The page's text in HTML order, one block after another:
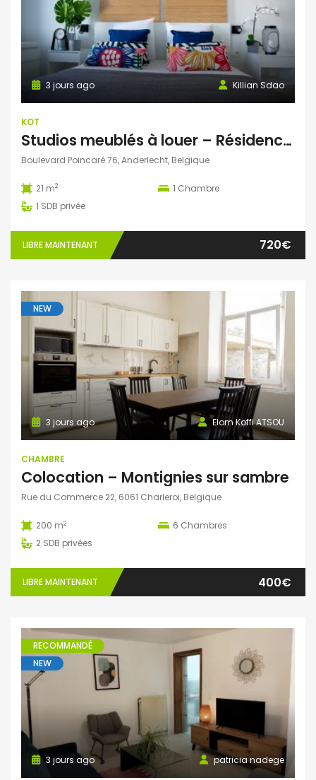
Killian Sdao
3 jours ago
KOT
Studios meublés à louer – Résidence Ustel – Boulevard Poincaré, 76 – Anderlecht – à partir de 720 € charges incluses
Boulevard Poincaré 76, Anderlecht, Belgique
21 m2 1 Chambre
1 SDB privée
LIBRE MAINTENANT 720€
NEW
Elom Koffi ATSOU
3 jours ago
CHAMBRE
Colocation – Montignies sur sambre
Rue du Commerce 22, 6061 Charleroi, Belgique
200 m2 6 Chambres
2 SDB privées
LIBRE MAINTENANT 400€
RECOMMANDÉ
NEW
patricia nadege
3 jours ago